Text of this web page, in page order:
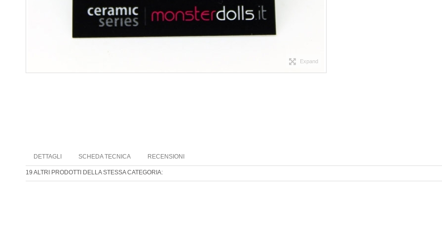
Expand
DETTAGLI SCHEDA TECNICA RECENSIONI
19 ALTRI PRODOTTI DELLA STESSA CATEGORIA: